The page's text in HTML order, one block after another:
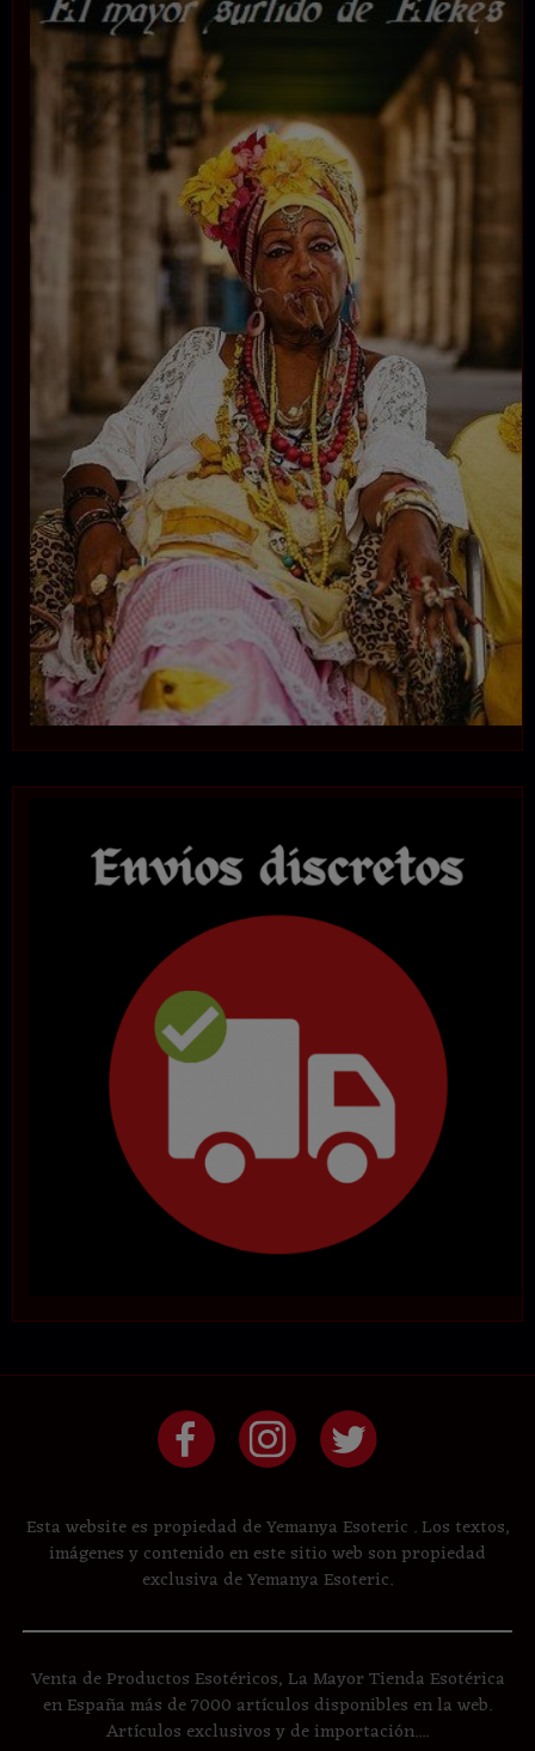
Esta website es propiedad de Yemanya Esoteric . Los textos,
imágenes y contenido en este sitio web son propiedad
exclusiva de Yemanya Esoteric.
Venta de Productos Esotéricos, La Mayor Tienda Esotérica
en España más de 7000 artículos disponibles en la web.
Artículos exclusivos y de importación....